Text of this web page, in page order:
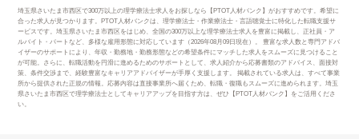
埼玉県さいたま市西区で300万以上の理学療法士求人をお探しなら【PTOT人材バンク】がおすすめです。希望に
合った求人が見つかります。PTOT人材バンクは、理学療法士・作業療法士・言語聴覚士に特化した転職支援サ
ービスです。埼玉県さいたま市西区をはじめ、全国の300万以上な理学療法士求人を豊富に掲載し、正社員・ア
ルバイト・パートなど、多様な雇用形態に対応しています（2026年08月09日現在）。 豊富な求人数と専門アドバ
イザーのサポートにより、年収・勤務地・勤務形態などの希望条件にマッチした求人をスムーズに見つけること
が可能。さらに、転職活動を円滑に進めるためのサポートとして、求人紹介から応募書類のアドバイス、面接対
策、条件交渉まで、経験豊富なキャリアアドバイザーが手厚く支援します。 掲載されている求人は、すべて事業
所から提供された正規の情報。応募内容は直接事業所へ届くため、転職・復職もスムーズに進められます。埼玉
県さいたま市西区で理学療法士としてキャリアアップを目指す方は、ぜひ【PTOT人材バンク】をご活用くださ
い。